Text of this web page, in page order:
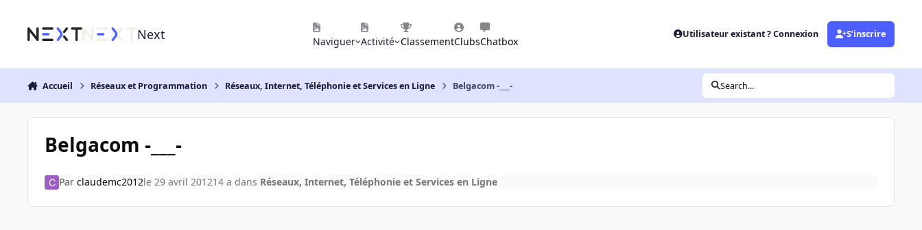
Next Naviguer Activité ClassementClubsChatbox
Utilisateur existant ? Connexion S’inscrire
Accueil Réseaux et Programmation Réseaux, Internet, Téléphonie et Services en Ligne Belgacom -___- Search...
Belgacom -___-
Par claudemc2012le 29 avril 201214 a dans Réseaux, Internet, Téléphonie et Services en Ligne